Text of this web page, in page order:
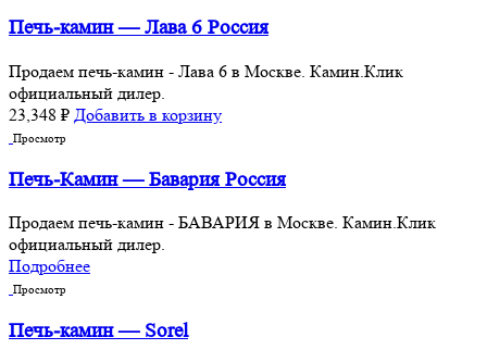
Печь-камин — Лава 6 Россия
Продаем печь-камин - Лава 6 в Москве. Камин.Клик
официальный дилер.
23,348 ₽ Добавить в корзину
Просмотр
Печь-Камин — Бавария Россия
Продаем печь-камин - БАВАРИЯ в Москве. Камин.Клик
официальный дилер.
Подробнее
Просмотр
Печь-камин — Sorel